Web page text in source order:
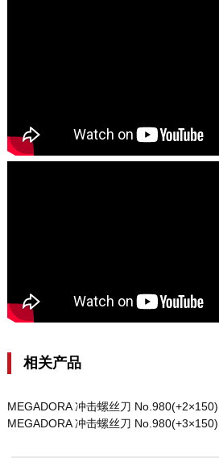
相关产品
MEGADORA 冲击螺丝刀 No.980(+2×150)
MEGADORA 冲击螺丝刀 No.980(+3×150)